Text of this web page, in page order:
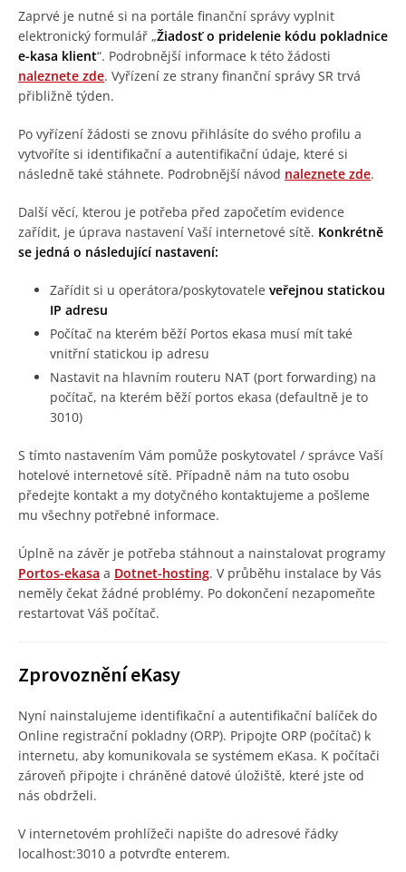
Zaprvé je nutné si na portále finanční správy vyplnit
elektronický formulář „Žiadosť o pridelenie kódu pokladnice
e-kasa klient“. Podrobnější informace k této žádosti
naleznete zde. Vyřízení ze strany finanční správy SR trvá
přibližně týden.
Po vyřízení žádosti se znovu přihlásíte do svého profilu a
vytvoříte si identifikační a autentifikační údaje, které si
následně také stáhnete. Podrobnější návod naleznete zde.
Další věcí, kterou je potřeba před započetím evidence
zařídit, je úprava nastavení Vaší internetové sítě. Konkrétně
se jedná o následující nastavení:
Zařídit si u operátora/poskytovatele veřejnou statickou
IP adresu
Počítač na kterém běží Portos ekasa musí mít také
vnitřní statickou ip adresu
Nastavit na hlavním routeru NAT (port forwarding) na
počítač, na kterém běží portos ekasa (defaultně je to
3010)
S tímto nastavením Vám pomůže poskytovatel / správce Vaší
hotelové internetové sítě. Případně nám na tuto osobu
předejte kontakt a my dotyčného kontaktujeme a pošleme
mu všechny potřebné informace.
Úplně na závěr je potřeba stáhnout a nainstalovat programy
Portos-ekasa a Dotnet-hosting. V průběhu instalace by Vás
neměly čekat žádné problémy. Po dokončení nezapomeňte
restartovat Váš počítač.
Zprovoznění eKasy
Nyní nainstalujeme identifikační a autentifikační balíček do
Online registrační pokladny (ORP). Pripojte ORP (počítač) k
internetu, aby komunikovala se systémem eKasa. K počítači
zároveň připojte i chráněné datové úložiště, které jste od
nás obdrželi.
V internetovém prohlížeči napište do adresové řádky
localhost:3010 a potvrďte enterem.